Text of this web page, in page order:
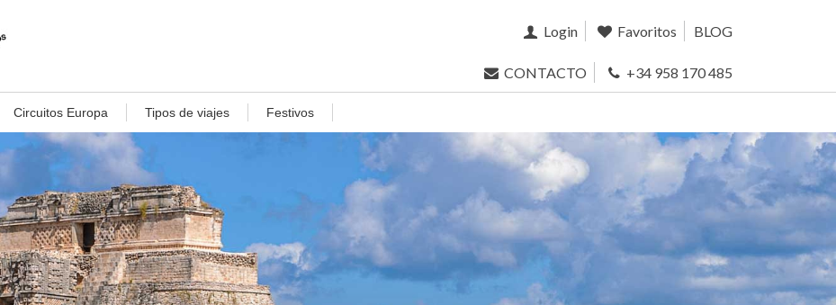
Login Favoritos BLOG
CONTACTO +34 958 170 485
Circuitos Europa Tipos de viajes Festivos